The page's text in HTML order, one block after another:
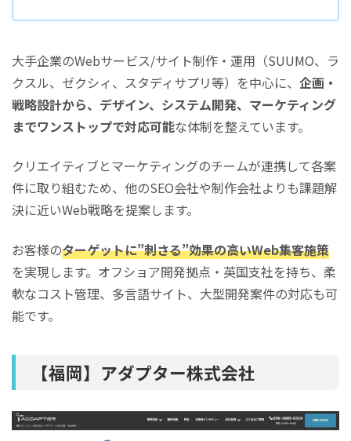
大手企業のWebサービス/サイト制作・運用（SUUMO、ラ
クスル、ゼクシィ、スタディサプリ等）を中心に、 企画・
戦略設計から、デザイン、システム開発、マーケティング
までワンストップで対応可能な体制を整えています。
クリエイティブとマーケティングのチームが連携して各案
件に取り組むため、他のSEO会社や制作会社よりも課題解
決に近いWeb戦略を提案します。
お客様のターゲットに”刺さる”効果の高いWeb集客施策
を実現します。オフショア開発拠点・英国支社を持ち、柔
軟なコスト管理、多言語サイト、大型開発案件の対応も可
能です。
【福岡】アダプター株式会社